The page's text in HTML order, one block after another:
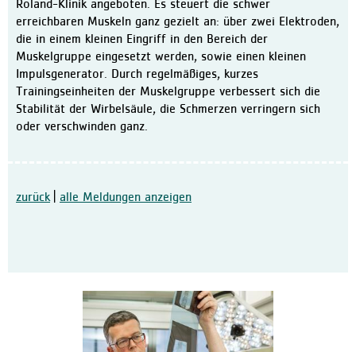
Roland-Klinik angeboten. Es steuert die schwer
erreichbaren Muskeln ganz gezielt an: über zwei Elektroden,
die in einem kleinen Eingriff in den Bereich der
Muskelgruppe eingesetzt werden, sowie einen kleinen
Impulsgenerator. Durch regelmäßiges, kurzes
Trainingseinheiten der Muskelgruppe verbessert sich die
Stabilität der Wirbelsäule, die Schmerzen verringern sich
oder verschwinden ganz.
zurück| alle Meldungen anzeigen
Kooperationen
Meldungen
Veranstaltungen
Anfahrt
Facebook